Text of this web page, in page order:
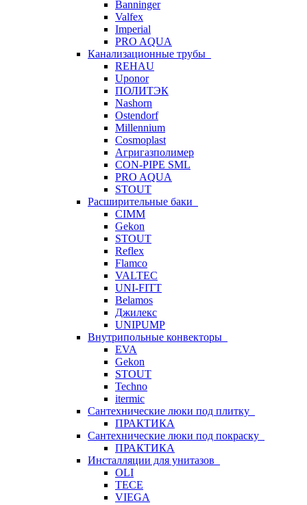
Banninger
Valfex
Imperial
PRO AQUA
Канализационные трубы
REHAU
Uponor
ПОЛИТЭК
Nashorn
Ostendorf
Millennium
Cosmoplast
Агригазполимер
CON-PIPE SML
PRO AQUA
STOUT
Расширительные баки
CIMM
Gekon
STOUT
Reflex
Flamco
VALTEC
UNI-FITT
Belamos
Джилекс
UNIPUMP
Внутрипольные конвекторы
EVA
Gekon
STOUT
Techno
itermic
Сантехнические люки под плитку
ПРАКТИКА
Сантехнические люки под покраску
ПРАКТИКА
Инсталляции для унитазов
OLI
TECE
VIEGA